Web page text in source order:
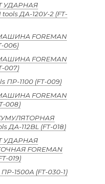
УДАРНАЯ
ДА-120У-2 (FT-
FOREMAN
006)
FOREMAN
007)
ПР-1100 (FT-009)
FOREMAN
008)
ДА-112BL (FT-018)
УДАРНАЯ
FOREMAN
019)
1500А (FT-030-1)